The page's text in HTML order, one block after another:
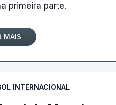
primeira parte.
MAIS
INTERNACIONAL